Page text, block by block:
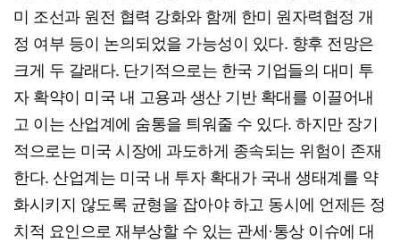
미 조선과 원전 협력 강화와 함께 한미 원자력협정 개
정 여부 등이 논의되었을 가능성이 있다. 향후 전망은
크게 두 갈래다. 단기적으로는 한국 기업들의 대미 투
자 확약이 미국 내 고용과 생산 기반 확대를 이끌어내
고 이는 산업계에 숨통을 틔워줄 수 있다. 하지만 장기
적으로는 미국 시장에 과도하게 종속되는 위험이 존재
한다. 산업계는 미국 내 투자 확대가 국내 생태계를 약
화시키지 않도록 균형을 잡아야 하고 동시에 언제든 정
치적 요인으로 재부상할 수 있는 관세·통상 이슈에 대